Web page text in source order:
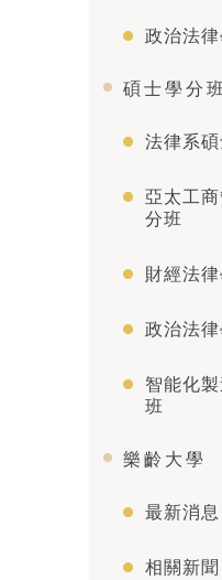
政治法
碩士學分
法律系
亞太工
分班
財經法
政治法
智能化
班
樂齡大學
最新消息
相關新聞